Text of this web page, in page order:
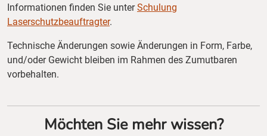
Informationen finden Sie unterSchulung
Laserschutzbeauftragter.
Technische Änderungen sowie Änderungen in Form, Farbe,
und/oder Gewicht bleiben im Rahmen des Zumutbaren
vorbehalten.
Möchten Sie mehr wissen?